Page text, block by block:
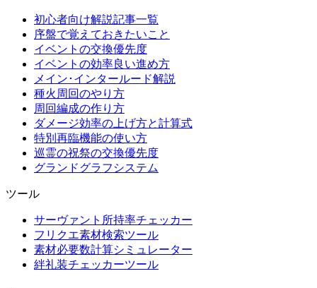
初心者向け解説記事一覧
序盤で覚えておきたいこと
イベントの交換優先度
イベントの効率良い進め方
メイン･インタールード解説
種火周回のやり方
周回編成の作り方
ダメージ効率の上げ方と計算式
特別再臨機能の使い方
巡霊の祝祭の交換優先度
グランドグラフシステム
ツール
サーヴァント所持率チェッカー
フリクエ素材検索ツール
素材必要数計算シミュレーター
絆礼装チェッカーツール